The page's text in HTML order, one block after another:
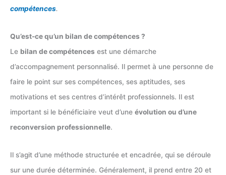
compétences.
Qu’est-ce qu’un bilan de compétences ?
Le bilan de compétences est une démarche
d’accompagnement personnalisé. Il permet à une personne de
faire le point sur ses compétences, ses aptitudes, ses
motivations et ses centres d’intérêt professionnels. Il est
important si le bénéficiaire veut d’une évolution ou d’une
reconversion professionnelle.
Il s’agit d’une méthode structurée et encadrée, qui se déroule
sur une durée déterminée. Généralement, il prend entre 20 et